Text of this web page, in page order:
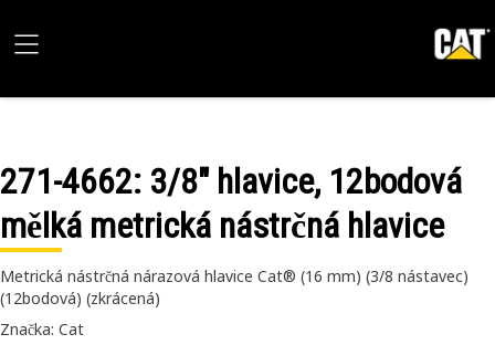
271-4662: 3/8" hlavice, 12bodová
mělká metrická nástrčná hlavice
Metrická nástrčná nárazová hlavice Cat® (16 mm) (3/8 nástavec)
(12bodová) (zkrácená)
Značka: Cat